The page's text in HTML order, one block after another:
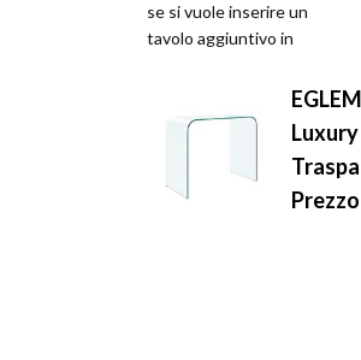
se si vuole inserire un
tavolo aggiuntivo in